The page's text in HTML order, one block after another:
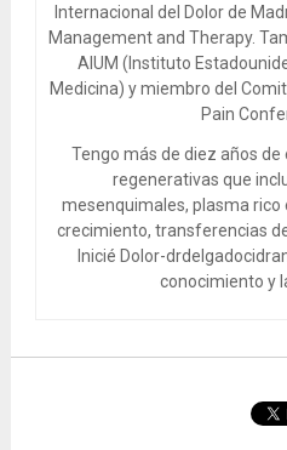
Internacional del Dolor de
Management and Therapy.
AIUM (Instituto
Medicina) y miembro del
Pain
Tengo más de diez años
regenerativas que
mesenquimales, plasma
crecimiento, transferencias
Inicié Dolor-
conocimiento y